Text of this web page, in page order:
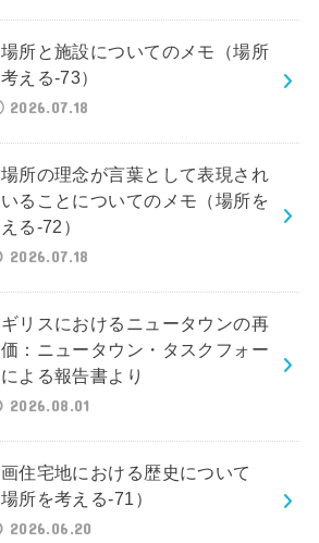
所と施設についてのメモ（場所
える-73）
2026.07.18
所の理念が言葉として表現され
ることについてのメモ（場所を
る-72）
2026.07.18
リスにおけるニュータウンの再
：ニュータウン・タスクフォー
よる報告書より
2026.08.01
住宅地における歴史について
場所を考える-71）
2026.06.20